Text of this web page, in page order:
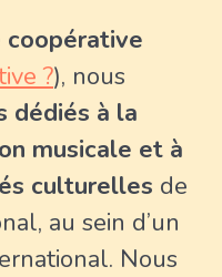
?), nous
dédiés à la
musicale et à
culturelles de
au sein d’un
Nous